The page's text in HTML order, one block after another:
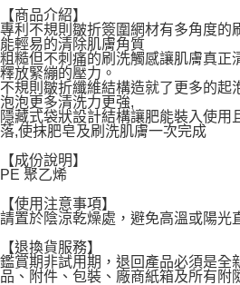
每筆NT$120，滿NT$1,999(含以上)免
【商品介紹】
專利不規則皺折簽圍網材有多角度的
能輕易的清除肌膚角質
粗糙但不刺痛的刷洗觸感讓肌膚真正
釋放緊繃的壓力。
不規則皺折纖維結構造就了更多的起
泡泡更多清洗力更強,
隱藏式袋狀設計結構讓肥能裝入使用
落,使抹肥皂及刷洗肌膚一次完成
【成份說明】
PE 聚乙烯
【使用注意事項】
請置於陰涼乾燥處，避免高溫或陽光
【退換貨服務】
鑑賞期非試用期，退回產品必須是全
品、附件、包裝、廠商紙箱及所有附